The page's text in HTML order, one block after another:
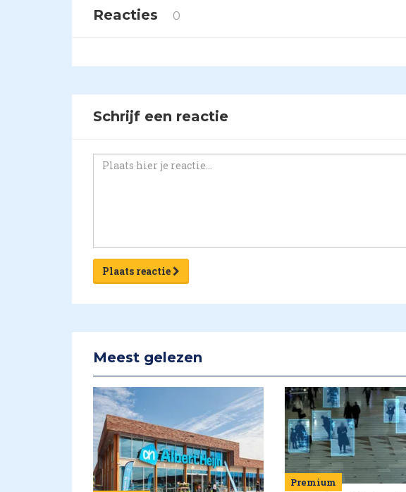
Reacties 0
Schrijf een reactie
Plaats reactie
Meest gelezen
Premium